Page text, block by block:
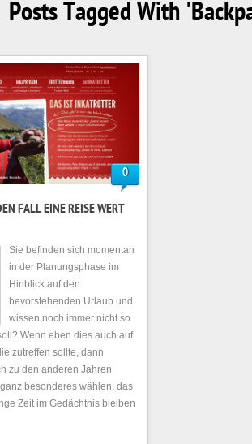
Posts Tagged With
0
FALL EINE REISE WERT
Sie befinden sich momentan
in der Planungsphase im
Hinblick auf den
bevorstehenden Urlaub und
wissen noch immer nicht so
Wenn eben dies auch auf
zutreffen sollte, dann
zu den anderen Jahren
besonderes wählen, das
Zeit im Gedächtnis bleiben